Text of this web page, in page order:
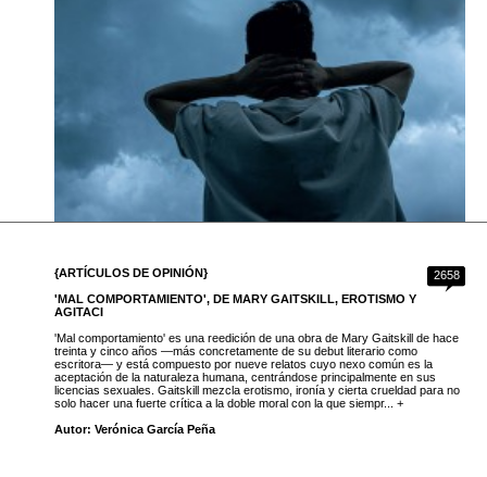
2658
{ARTÍCULOS DE OPINIÓN}
'MAL COMPORTAMIENTO', DE MARY GAITSKILL, EROTISMO Y
AGITACI
'Mal comportamiento' es una reedición de una obra de Mary Gaitskill de hace
treinta y cinco años —más concretamente de su debut literario como
escritora— y está compuesto por nueve relatos cuyo nexo común es la
aceptación de la naturaleza humana, centrándose principalmente en sus
licencias sexuales. Gaitskill mezcla erotismo, ironía y cierta crueldad para no
solo hacer una fuerte crítica a la doble moral con la que siempr... +
Autor: Verónica García Peña